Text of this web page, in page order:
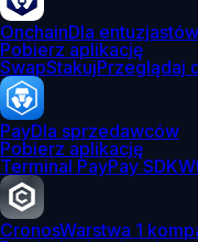
OnchainDla
Pobierz aplikację
SwapStakujPrzeglądaj
PayDla sprzedawców
Pobierz aplikację
Terminal PayPay SDK
CronosWarstwa 1